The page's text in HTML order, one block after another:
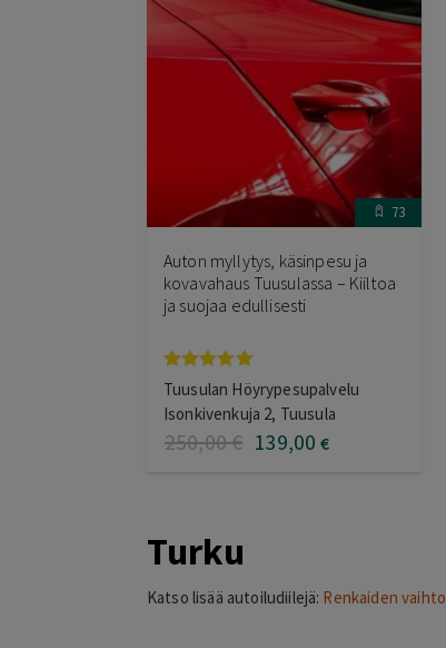
73
Auton myllytys, käsinpesu ja
kovavahaus Tuusulassa – Kiiltoa
ja suojaa edullisesti
Arvostelu
tuotteesta:
5.00/ 5
Tuusulan Höyrypesupalvelu
Isonkivenkuja 2, Tuusula
250,00€ 139,00 €
Turku
Katso lisää autoiludiilejä: Renkaiden vaihto